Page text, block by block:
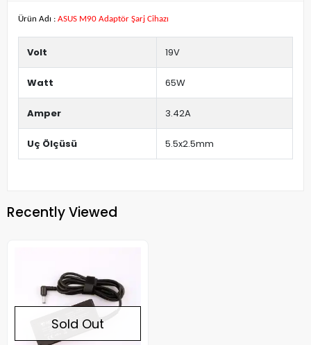
Ürün Adı : ASUS M90 Adaptör Şarj Cihazı
Volt 19V
Watt 65W
Amper 3.42A
Uç Ölçüsü 5.5x2.5mm
Recently Viewed
Sold Out